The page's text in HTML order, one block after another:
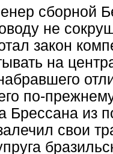
сборной
не
закон
на
по-
из
свои